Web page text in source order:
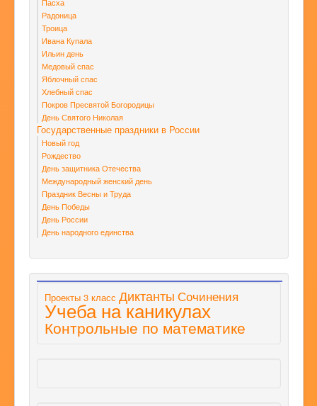
Радоница
Троица
Ивана Купала
Ильин день
Медовый спас
Яблочный спас
Хлебный спас
Покров Пресвятой Богородицы
День Святого Николая
Государственные праздники в России
Новый год
Рождество
День защитника Отечества
Международный женский день
Праздник Весны и Труда
День Победы
День России
День народного единства
Проекты 3 класс Диктанты Сочинения
Учеба на каникулах
Контрольные по математике